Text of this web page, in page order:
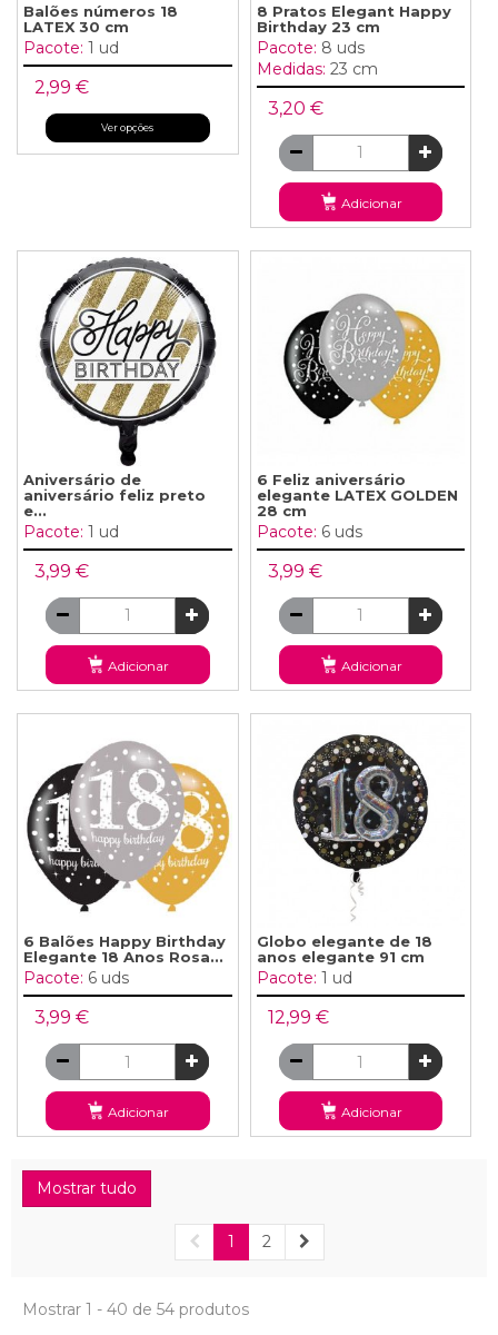
Balões números 18
LATEX 30 cm
Pacote: 1 ud
2,99 €
Ver opções
8 Pratos Elegant Happy
Birthday 23 cm
Pacote: 8 uds
Medidas: 23 cm
3,20 €
Adicionar
Aniversário de
aniversário feliz preto
e...
Pacote: 1 ud
3,99 €
Adicionar
6 Feliz aniversário
elegante LATEX GOLDEN
28 cm
Pacote: 6 uds
3,99 €
Adicionar
6 Balões Happy Birthday
Elegante 18 Anos Rosa...
Pacote: 6 uds
3,99 €
Adicionar
Globo elegante de 18
anos elegante 91 cm
Pacote: 1 ud
12,99 €
Adicionar
Mostrar tudo
1 2
Mostrar 1 - 40 de 54 produtos